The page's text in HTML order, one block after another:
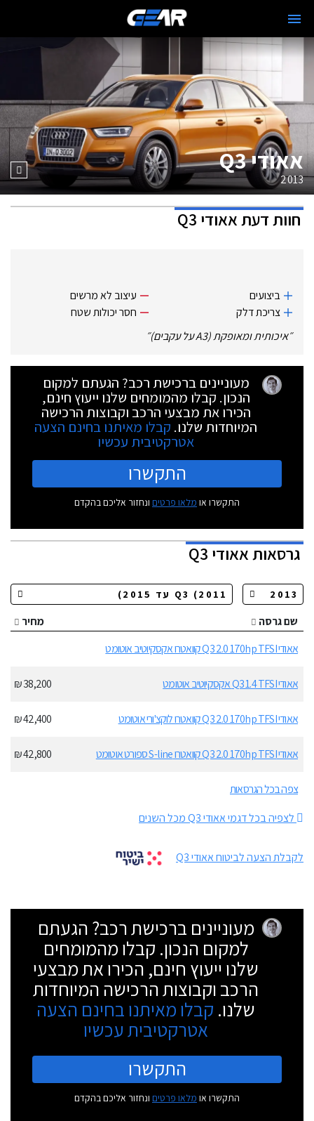
אאודי Q3
2013
חוות דעתאאודי Q3
ביצועים
צריכת דלק
עיצוב לא מרשים
חסר יכולות שטח
״איכותית ומאופקת (A3 על עקבים) ״
מעוניינים ברכישת רכב? הגעתם למקום
הנכון. קבלו מהמומחים שלנו ייעוץ חינם,
הכירו את מבצעי הרכב וקבוצות הרכישה
המיוחדות שלנו. קבלו מאיתנו בחינם הצעה
אטרקטיבית עכשיו
התקשרו
התקשרו או מלאו פרטים ונחזור אליכם בהקדם
גרסאותאאודי Q3
שם גרסה
מחיר
אאודי Q3 2.0 170hp TFSI קוואטרו אקסקיוטיב אוטומט
אאודי Q3 1.4 TFSI אקסקיוטיב אוטומט 38,200 ₪
אאודי Q3 2.0 170hp TFSI קוואטרו לוקצ'ורי אוטומט 42,400 ₪
אאודי Q3 2.0 170hp TFSI קוואטרו S-line ספורט אוטומט 42,800 ₪
צפה בכל הגרסאות
לצפיה בכל דגמי אאודי Q3 מכל השנים
לקבלת הצעה לביטוח אאודי Q3
מעוניינים ברכישת רכב? הגעתם
למקום הנכון. קבלו מהמומחים
שלנו ייעוץ חינם, הכירו את מבצעי
הרכב וקבוצות הרכישה המיוחדות
שלנו. קבלו מאיתנו בחינם הצעה
אטרקטיבית עכשיו
התקשרו
התקשרו או מלאו פרטים ונחזור אליכם בהקדם